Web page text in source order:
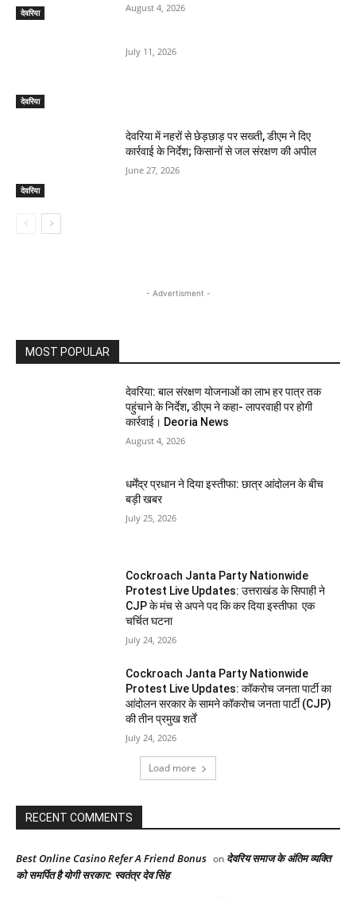
देवरिया August 4, 2026
देवरिया
July 11, 2026
देवरिया
देवरिया में नहरों से छेड़छाड़ पर सख्ती, डीएम ने दिए
कार्रवाई के निर्देश; किसानों से जल संरक्षण की अपील
June 27, 2026
- Advertisment -
MOST POPULAR
देवरिया: बाल संरक्षण योजनाओं का लाभ हर पात्र तक
पहुंचाने के निर्देश, डीएम ने कहा- लापरवाही पर होगी
कार्रवाई। Deoria News
August 4, 2026
धर्मेंद्र प्रधान ने दिया इस्तीफा: छात्र आंदोलन के बीच
बड़ी खबर
July 25, 2026
Cockroach Janta Party Nationwide
Protest Live Updates: उत्तराखंड के सिपाही ने
CJP के मंच से अपने पद कि कर दिया इस्तीफा एक
चर्चित घटना
July 24, 2026
Cockroach Janta Party Nationwide
Protest Live Updates: कॉकरोच जनता पार्टी का
आंदोलन सरकार के सामने कॉकरोच जनता पार्टी (CJP)
की तीन प्रमुख शर्तें
July 24, 2026
Load more
RECENT COMMENTS
Best Online Casino Refer A Friend Bonus on देवरिय समाज के अंतिम व्यक्ति
को समर्पित है योगी सरकार: स्वतंत्र देव सिंह